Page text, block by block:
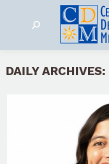
Search:
DAILY ARCHIVES: